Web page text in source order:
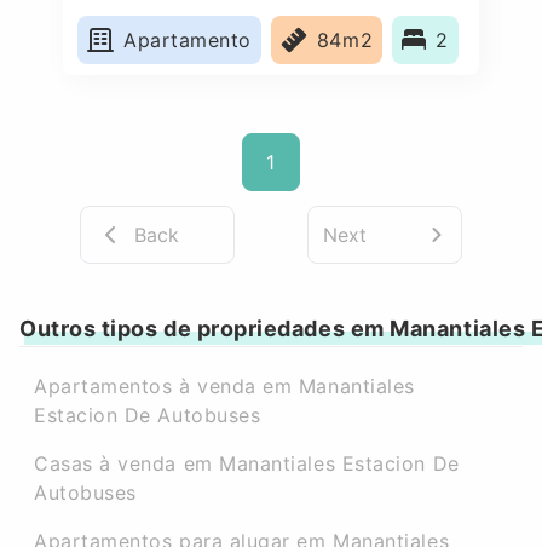
Autobuses, Spain
Apartamento
84m2 2
1
Back Next
Outros tipos de propriedades em Manantiales
Apartamentos à venda em Manantiales
Estacion De Autobuses
Casas à venda em Manantiales Estacion De
Autobuses
Apartamentos para alugar em Manantiales